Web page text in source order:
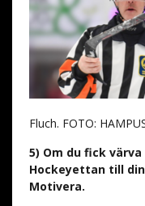
Fluch. FOTO:
5) Om du fick
Hockeyettan till
Motivera.